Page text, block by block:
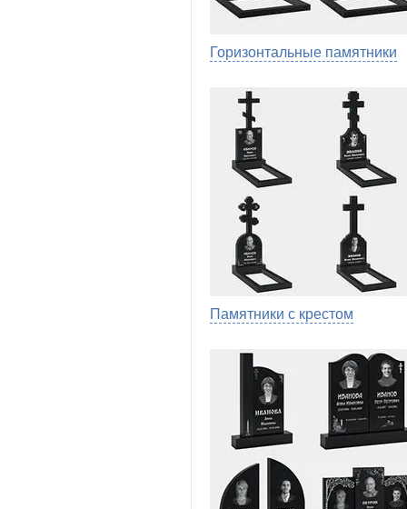
Горизонтальные памятники
Памятники с крестом